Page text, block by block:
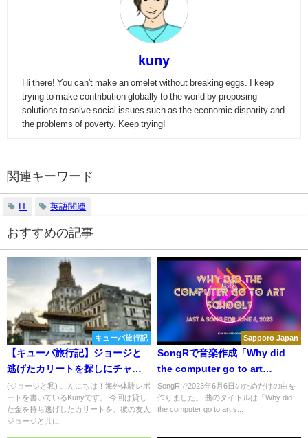
kuny
Hi there! You can't make an omelet without breaking eggs. I keep
trying to make contribution globally to the world by proposing
solutions to solve social issues such as the economic disparity and
the problems of poverty. Keep trying!
関連キーワード
IT 英語関連
おすすめの記事
キューバ旅行記
【キューバ旅行記】ジョージと
逃げたカリートを探しにチャイ
ナタウンへ
(ジョージと私) こんにちは！海外体験レポ
ートを書いているKunyです。 今回は貸し
た金を持ち逃げしたカリートを、彼の友人
ジョージと共に ...
Sapporo Japan
SongRで音楽作成「Why did
the computer go to art
school」2023年6月6日のための
曲
SongRで2023年6月6日のためだけの曲を
作りました。 曲のタイトルは「Why did
the computer go to art s...